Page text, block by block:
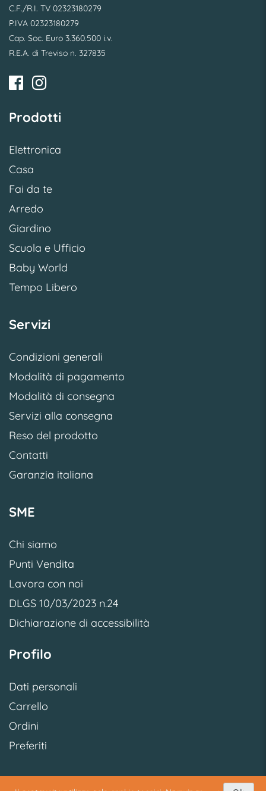
C.F./R.I. TV 02323180279
P.IVA 02323180279
Cap. Soc. Euro 3.360.500 i.v.
R.E.A. di Treviso n. 327835
Prodotti
Elettronica
Casa
Fai da te
Arredo
Giardino
Scuola e Ufficio
Baby World
Tempo Libero
Servizi
Condizioni generali
Modalità di pagamento
Modalità di consegna
Servizi alla consegna
Reso del prodotto
Contatti
Garanzia italiana
SME
Chi siamo
Punti Vendita
Lavora con noi
DLGS 10/03/2023 n.24
Dichiarazione di accessibilità
Profilo
Dati personali
Carrello
Ordini
Preferiti